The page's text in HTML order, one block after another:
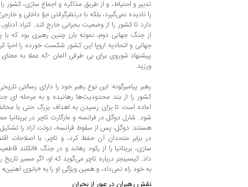
تدبیر و احتیاط، و از طریق مذاکره و اجماع سازی، کشور
را نادیده نمی‌گیرد، بلکه با درنظرگرفتن جوّ داخلی و
دارد تا کشور را از وضعیت بحرانی خارج کند. کنراد
از جنگ جهانی دوم، نمونه بارز چنین رهبری بود که با
جهانی و اتحادیه اروپا این کشور شکست خورده را احیا
پیشنهاد شوروی برای بی طرفی آلمان -که عملا به
ورزید.
رهبر پیامبرگونه: این نوع رهبر خود را دارای رسالتی
کشور را از بند محدودیت‌ها رهانیده و به مرحله ای
آماده است تا برای رسیدن به اهداف بزرگ حتی با
شود. شارل دوگل در فرانسه و مارگارت تاچر در
هستند: دوگل، پس از سقوط فرانسه، دولت آزاد را
در برابر متحدان آن حفظ کرد، و تاچر، با
سازی، بریتانیا را از رکود رهاند و در جنگ فالکلند
داد. کیسینجر درباره تاچر می‌گوید که او، اگر مسیر
به خود راه نمی‌داد، و همین ویژگی او را به «بانوی
نقش رهبران در عبور از بحران